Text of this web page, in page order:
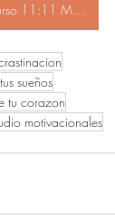
Si, quiero Saber mas del Curso 11:11 Manifestar
sueños
tu corazon
motivacionales